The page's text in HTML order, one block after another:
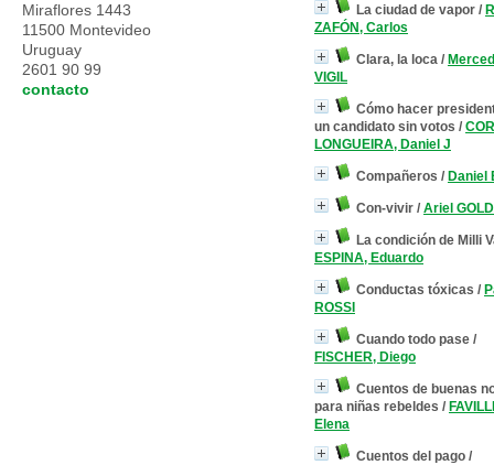
La ciudad de vapor /
ZAFÓN, Carlos
Clara, la loca /
VIGIL
Cómo hacer
un candidato sin votos /
LONGUEIRA, Daniel J
Compañeros / Daniel
Con-vivir / Ariel GOLD
La condición de Milli
ESPINA, Eduardo
Conductas tóxicas /
ROSSI
Cuando todo pase /
FISCHER, Diego
Cuentos de buenas
para niñas rebeldes /
Elena
Cuentos del pago /
Miraflores 1443
11500 Montevideo
Uruguay
2601 90 99
contacto